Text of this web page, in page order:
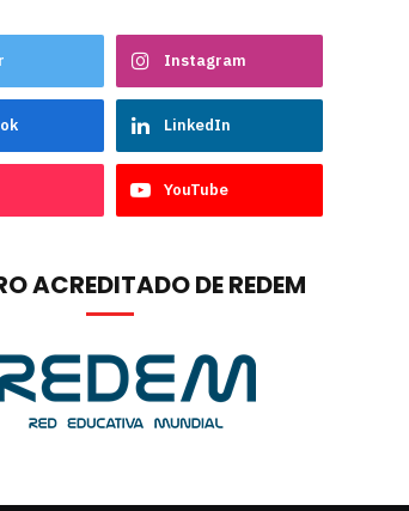
Instagram
LinkedIn
YouTube
ACREDITADO DE REDEM